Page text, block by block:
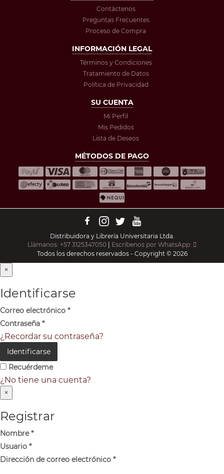
Contáctenos
Preguntas Frecuentes
Proceso de Compra
INFORMACIÓN LEGAL
Términos y Condiciones
Tratamiento de Datos
Política de Privacidad
SU CUENTA
Mi Perfil
Mis Pedidos
Lista de Deseos
MÉTODOS DE PAGO
Distribuidora y Librería Universitaria Ltda.
Llámanos: +57 3125347050 | Escríbenos por WhatsApp:
Todos los derechos reservados - Copyright © 2026
×
Identificarse
Correo electrónico *
Contraseña *
¿Recordar su contraseña?
Identificarse
Recuérdeme
¿No tiene una cuenta?
×
Registrar
Nombre*
Usuario *
Dirección de correo electrónico *